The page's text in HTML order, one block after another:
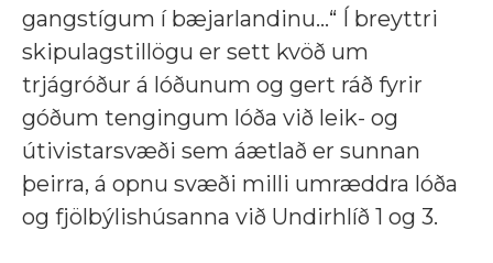
gangstígum í bæjarlandinu…“ Í breyttri
skipulagstillögu er sett kvöð um
trjágróður á lóðunum og gert ráð fyrir
góðum tengingum lóða við leik- og
útivistarsvæði sem áætlað er sunnan
þeirra, á opnu svæði milli umræddra lóða
og fjölbýlishúsanna við Undirhlíð 1 og 3.